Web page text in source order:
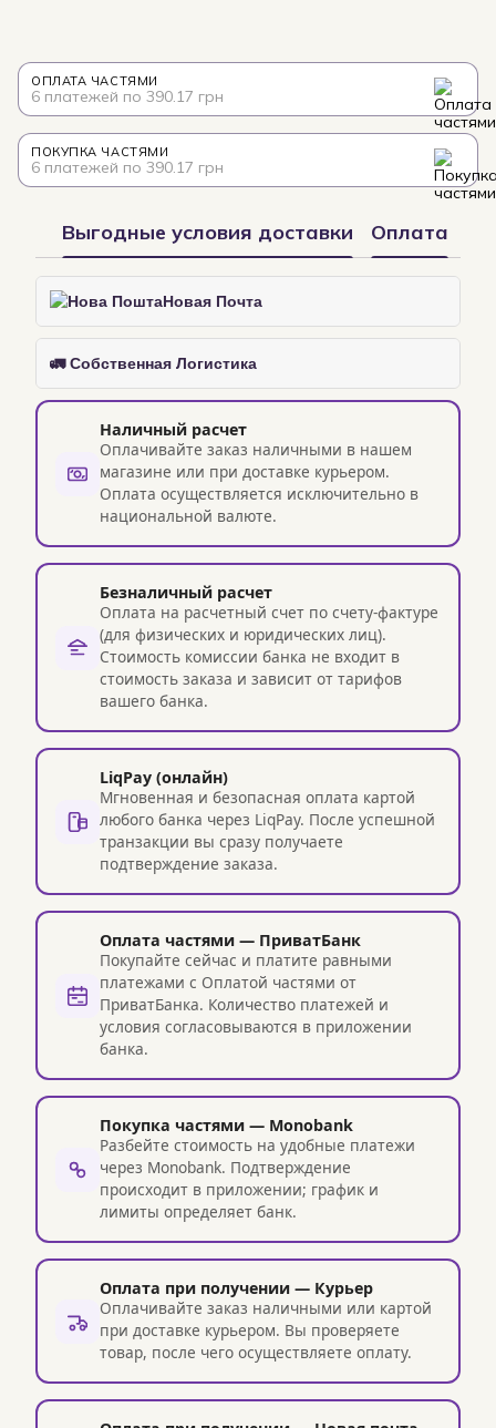
ОПЛАТА ЧАСТЯМИ
6 платежей по 390.17 грн
ПОКУПКА ЧАСТЯМИ
6 платежей по 390.17 грн
Выгодные условия доставки Оплата
Новая Почта
🚛 Собственная Логистика
Наличный расчет
Оплачивайте заказ наличными в нашем
магазине или при доставке курьером.
Оплата осуществляется исключительно в
национальной валюте.
Безналичный расчет
Оплата на расчетный счет по счету-фактуре
(для физических и юридических лиц).
Стоимость комиссии банка не входит в
стоимость заказа и зависит от тарифов
вашего банка.
LiqPay (онлайн)
Мгновенная и безопасная оплата картой
любого банка через LiqPay. После успешной
транзакции вы сразу получаете
подтверждение заказа.
Оплата частями — ПриватБанк
Покупайте сейчас и платите равными
платежами с Оплатой частями от
ПриватБанка. Количество платежей и
условия согласовываются в приложении
банка.
Покупка частями — Monobank
Разбейте стоимость на удобные платежи
через Monobank. Подтверждение
происходит в приложении; график и
лимиты определяет банк.
Оплата при получении — Курьер
Оплачивайте заказ наличными или картой
при доставке курьером. Вы проверяете
товар, после чего осуществляете оплату.